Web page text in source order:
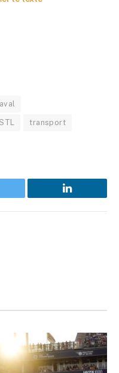
STL transport
LinkedIn